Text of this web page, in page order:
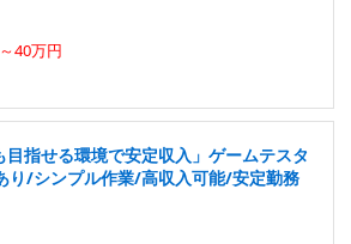
40万円
目指せる環境で安定収入」ゲームテスタ
り/シンプル作業/高収入可能/安定勤務